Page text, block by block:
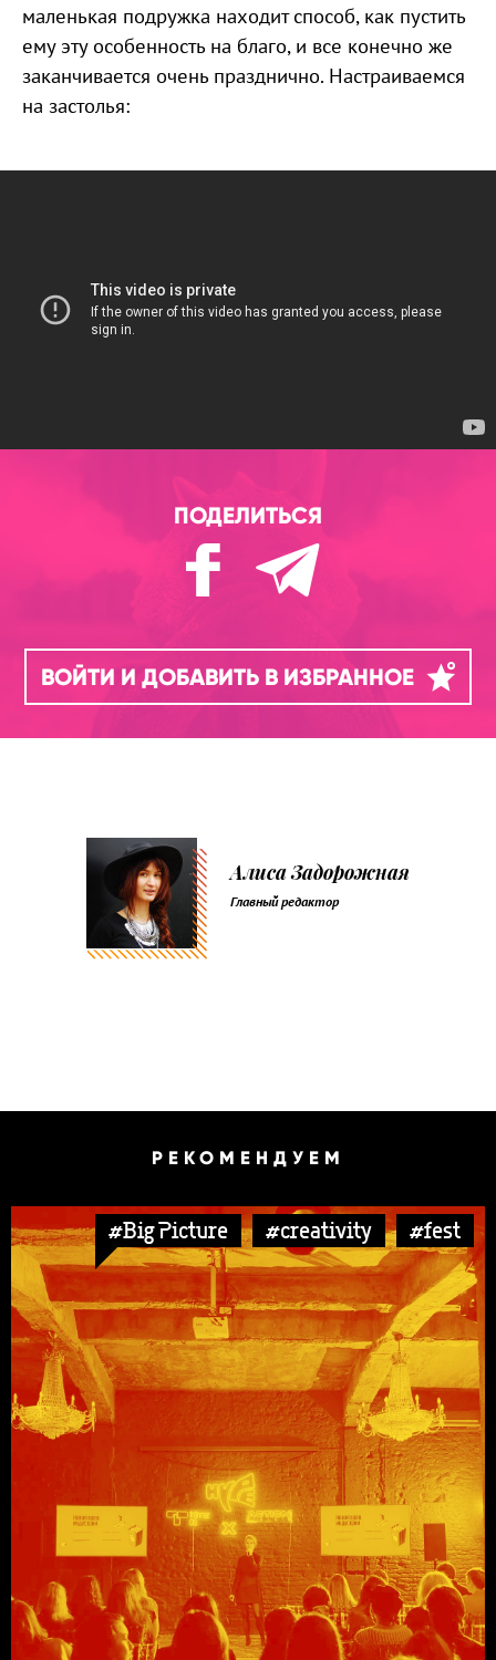
маленькая подружка находит способ, как пустить
ему эту особенность на благо, и все конечно же
заканчивается очень празднично. Настраиваемся
на застолья:
ПОДЕЛИТЬСЯ
ВОЙТИ И ДОБАВИТЬ В ИЗБРАННОЕ
Алиса Задорожная
Главный редактор
РЕКОМЕНДУЕМ
#Big Picture #creativity #fest